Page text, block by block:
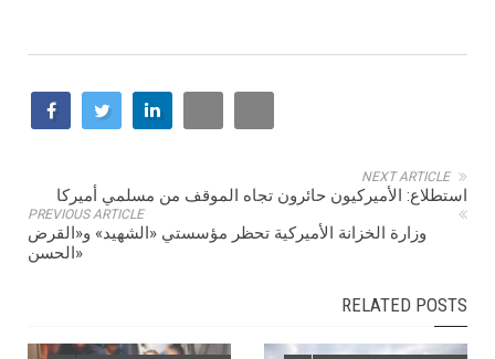
NEXT ARTICLE
استطلاع: الأميركيون حائرون تجاه الموقف من مسلمي أميركا
PREVIOUS ARTICLE
وزارة الخزانة الأميركية تحظر مؤسستي «الشهيد» و«القرض
الحسن»
RELATED POSTS